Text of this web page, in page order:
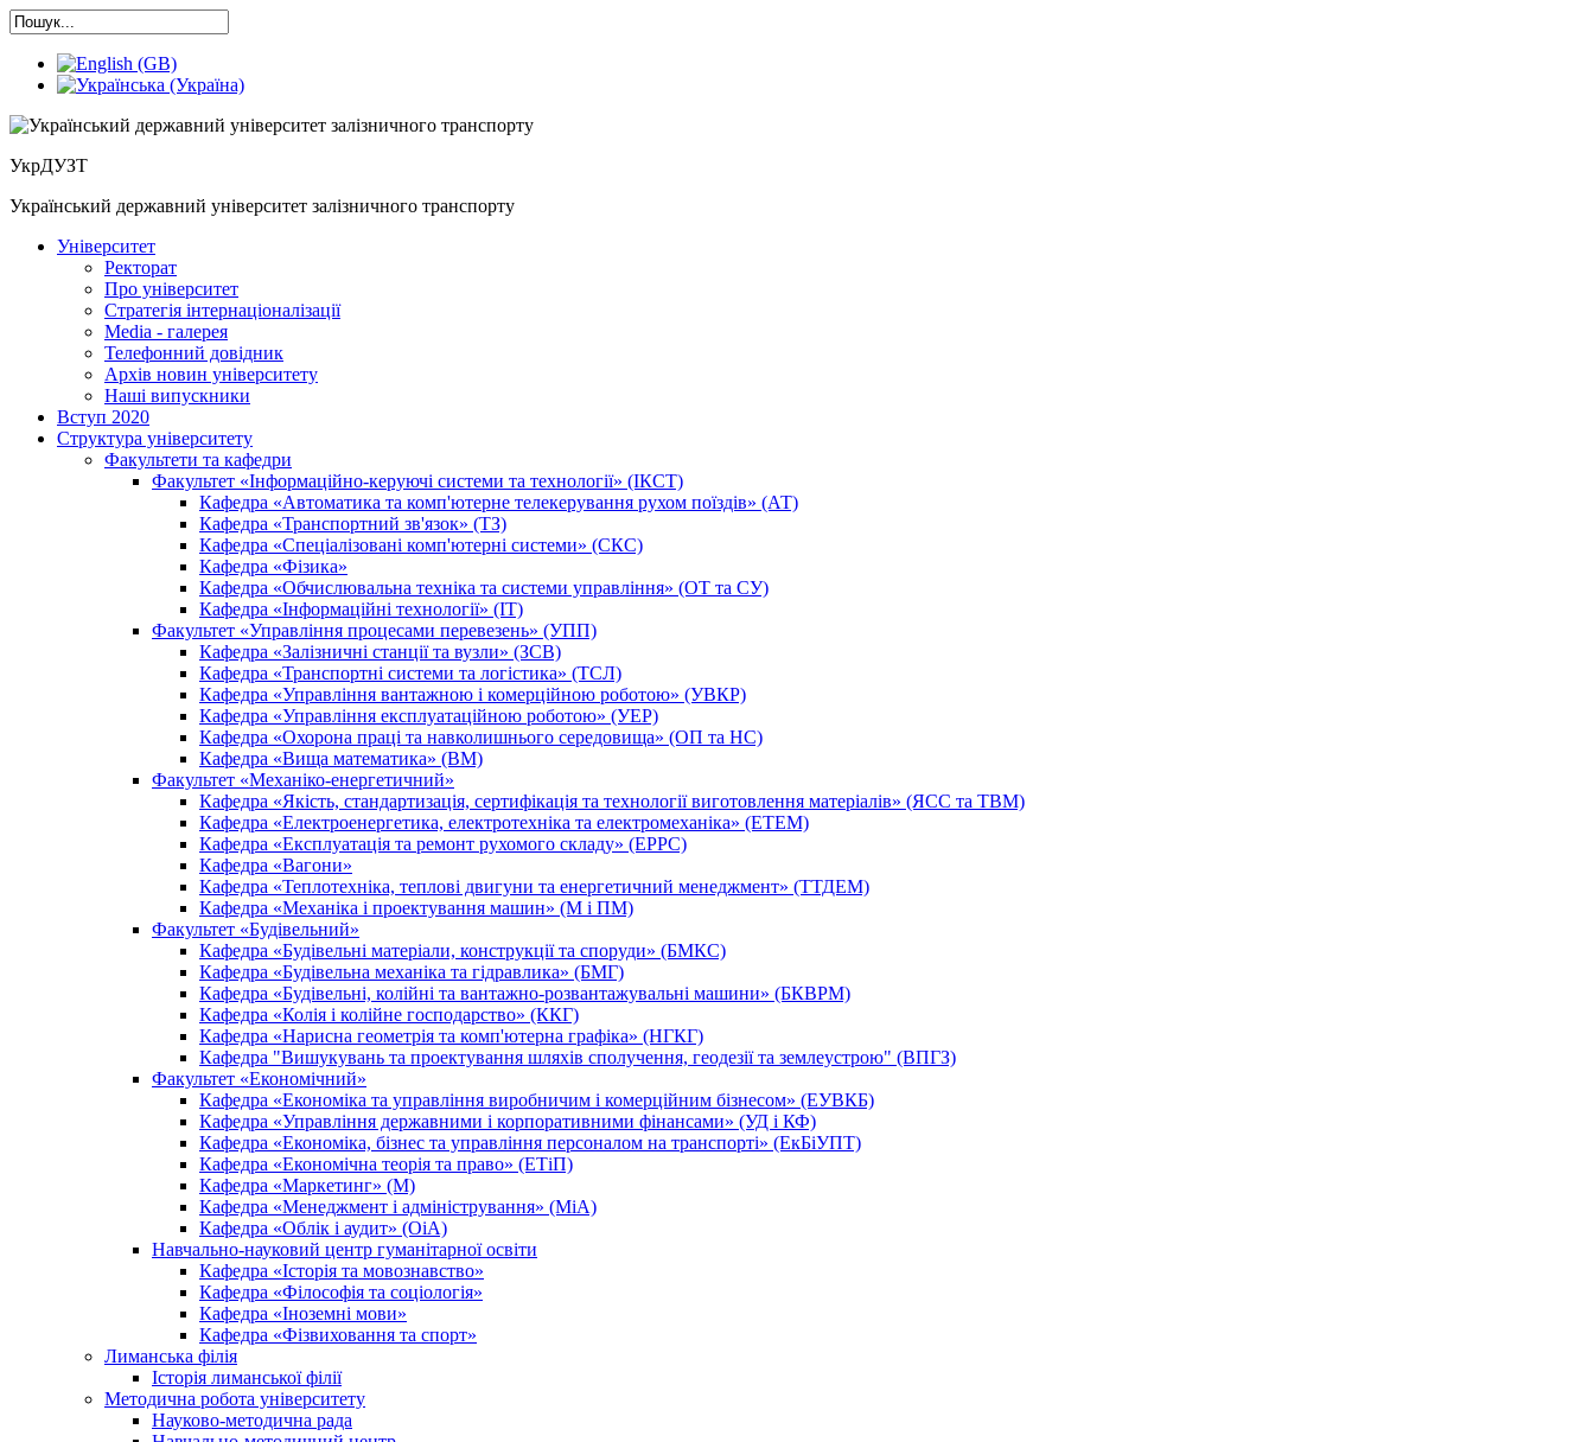
УкрДУЗТ
Український державний університет залізничного транспорту
Університет
Ректорат
Про університет
Cтратегія інтернаціоналізації
Media - галерея
Телефонний довідник
Архів новин університету
Наші випускники
Вступ 2020
Структура університету
Факультети та кафедри
Факультет «Інформаційно-керуючі системи та технології» (ІКСТ)
Кафедра «Автоматика та комп'ютерне телекерування рухом поїздів» (АТ)
Кафедра «Транспортний зв'язок» (ТЗ)
Кафедра «Спеціалізовані комп'ютерні системи» (СКС)
Кафедра «Фізика»
Кафедра «Обчислювальна техніка та системи управління» (ОТ та СУ)
Кафедра «Інформаційні технології» (ІТ)
Факультет «Управління процесами перевезень» (УПП)
Кафедра «Залізничні станції та вузли» (ЗСВ)
Кафедра «Транспортні системи та логістика» (ТСЛ)
Кафедра «Управління вантажною і комерційною роботою» (УВКР)
Кафедра «Управління експлуатаційною роботою» (УЕР)
Кафедра «Охорона праці та навколишнього середовища» (ОП та НС)
Кафедра «Вища математика» (ВМ)
Факультет «Механіко-енергетичний»
Кафедра «Якість, стандартизація, сертифікація та технології виготовлення матеріалів» (ЯСС та ТВМ)
Кафедра «Електроенергетика, електротехніка та електромеханіка» (ЕТЕМ)
Кафедра «Експлуатація та ремонт рухомого складу» (ЕРРС)
Кафедра «Вагони»
Кафедра «Теплотехніка, теплові двигуни та енергетичний менеджмент» (ТТДЕМ)
Кафедра «Механіка і проектування машин» (М і ПМ)
Факультет «Будівельний»
Кафедра «Будівельні матеріали, конструкції та споруди» (БМКС)
Кафедра «Будівельна механіка та гідравлика» (БМГ)
Кафедра «Будівельні, колійні та вантажно-розвантажувальні машини» (БКВРМ)
Кафедра «Колія і колійне господарство» (ККГ)
Кафедра «Нарисна геометрія та комп'ютерна графіка» (НГКГ)
Кафедра "Вишукувань та проектування шляхів сполучення, геодезії та землеустрою" (ВПГЗ)
Факультет «Економічний»
Кафедра «Економіка та управління виробничим і комерційним бізнесом» (ЕУВКБ)
Кафедра «Управління державними і корпоративними фінансами» (УД і КФ)
Кафедра «Економіка, бізнес та управління персоналом на транспорті» (ЕкБіУПТ)
Кафедра «Економічна теорія та право» (ЕТіП)
Кафедра «Маркетинг» (М)
Кафедра «Менеджмент і адміністрування» (МіА)
Кафедра «Облік і аудит» (ОіА)
Навчально-науковий центр гуманітарної освіти
Кафедра «Історія та мовознавство»
Кафедра «Філософія та соціологія»
Кафедра «Іноземні мови»
Кафедра «Фізвиховання та спорт»
Лиманська філія
Історія лиманської філії
Методична робота університету
Науково-методична рада